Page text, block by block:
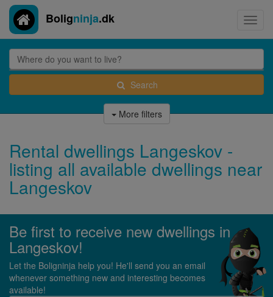
Boligninja.dk
Search
More filters
Rental dwellings Langeskov -
listing all available dwellings near
Langeskov
Be first to receive new dwellings in
Langeskov!
Let the Boligninja help you! He'll send you an email
whenever something new and interesting becomes
available!